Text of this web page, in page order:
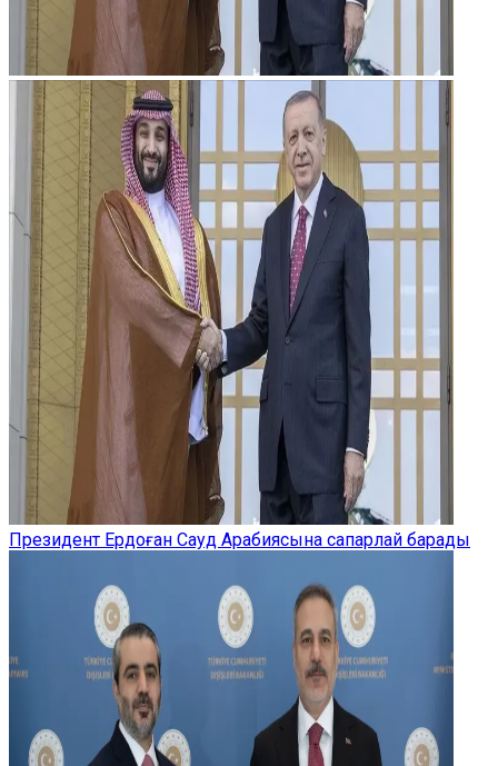
Президент Ердоған Сауд Арабиясына сапарлай барады